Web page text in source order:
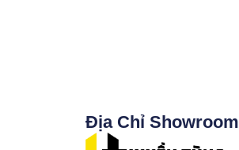
Địa Chỉ Showroom